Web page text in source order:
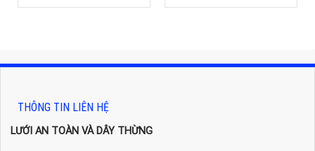
THÔNG TIN LIÊN HỆ
LƯỚI AN TOÀN VÀ DÂY THỪNG